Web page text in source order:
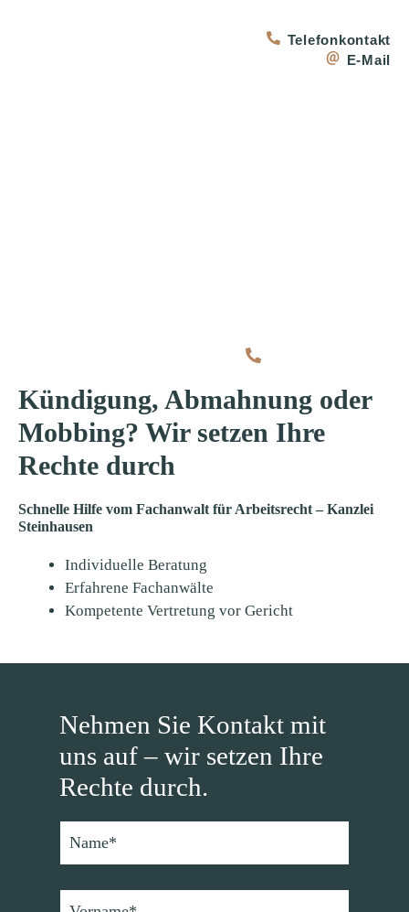
Telefonkontakt
E-Mail
Kündigung, Abmahnung oder
Mobbing? Wir setzen Ihre
Rechte durch
Schnelle Hilfe vom Fachanwalt für Arbeitsrecht – Kanzlei
Steinhausen
Individuelle Beratung
Erfahrene Fachanwälte
Kompetente Vertretung vor Gericht
Nehmen Sie Kontakt mit
uns auf – wir setzen Ihre
Rechte durch.